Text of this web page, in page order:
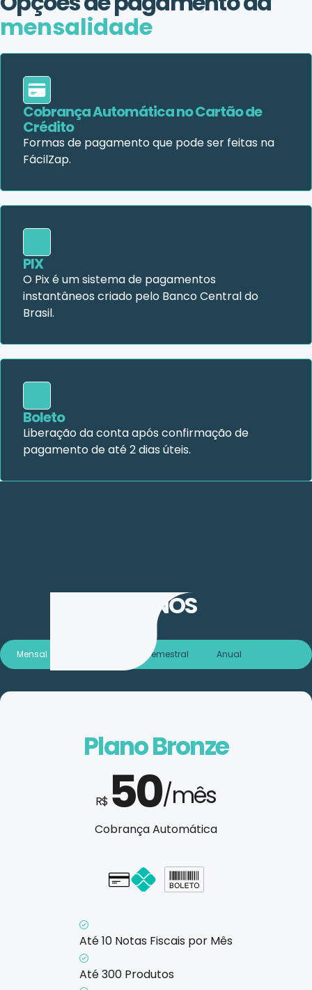
mensalidade
Cobrança Automática no Cartão de
Crédito
Formas de pagamento que pode ser feitas na
FácilZap.
PIX
O Pix é um sistema de pagamentos
instantâneos criado pelo Banco Central do
Brasil.
Boleto
Liberação da conta após confirmação de
pagamento de até 2 dias úteis.
PLANOS
Mensal Semestral Anual
Plano Bronze
R$ 50/mês
Cobrança Automática
Cartão - em até 1x
Até 10 Notas Fiscais por Mês
Até 300 Produtos